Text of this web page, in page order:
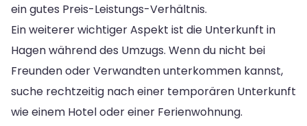
ein gutes Preis-Leistungs-Verhältnis.
Ein weiterer wichtiger Aspekt ist die Unterkunft in
Hagen während des Umzugs. Wenn du nicht bei
Freunden oder Verwandten unterkommen kannst,
suche rechtzeitig nach einer temporären Unterkunft
wie einem Hotel oder einer Ferienwohnung.